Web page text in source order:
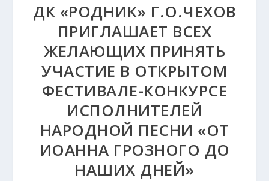
ДК «РОДНИК» Г.О.ЧЕХОВ
ПРИГЛАШАЕТ ВСЕХ
ЖЕЛАЮЩИХ ПРИНЯТЬ
УЧАСТИЕ В ОТКРЫТОМ
ФЕСТИВАЛЕ-КОНКУРСЕ
ИСПОЛНИТЕЛЕЙ
НАРОДНОЙ ПЕСНИ «ОТ
ИОАННА ГРОЗНОГО ДО
НАШИХ ДНЕЙ»